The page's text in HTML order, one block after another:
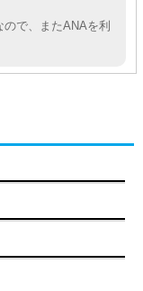
で、またANAを利